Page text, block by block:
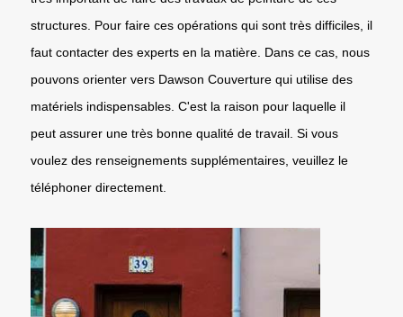
structures. Pour faire ces opérations qui sont très difficiles, il
faut contacter des experts en la matière. Dans ce cas, nous
pouvons orienter vers Dawson Couverture qui utilise des
matériels indispensables. C'est la raison pour laquelle il
peut assurer une très bonne qualité de travail. Si vous
voulez des renseignements supplémentaires, veuillez le
téléphoner directement.